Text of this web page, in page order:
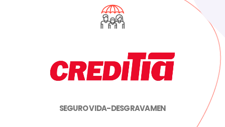
SEGURO VIDA-DESGRAVAMEN